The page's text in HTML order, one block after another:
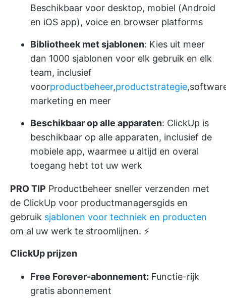
Beschikbaar voor desktop, mobiel (Android
en iOS app), voice en browser platforms
Bibliotheek met sjablonen: Kies uit meer
dan 1000 sjablonen voor elk gebruik en elk
team, inclusief
voorproductbeheer,productstrategie,
marketing en meer
Beschikbaar op alle apparaten: ClickUp is
beschikbaar op alle apparaten, inclusief de
mobiele app, waarmee u altijd en overal
toegang hebt tot uw werk
PRO TIP Productbeheer sneller verzenden met
de ClickUp voor productmanagersgids en
gebruik sjablonen voor techniek en producten
om al uw werk te stroomlijnen. ⚡️
ClickUp prijzen
Free Forever-abonnement: Functie-rijk
gratis abonnement